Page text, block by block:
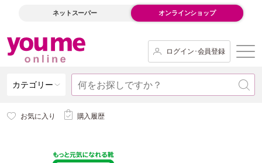
ネットスーパー オンラインショップ
ログイン･会員登録
カテゴリー
お気に入り 購入履歴